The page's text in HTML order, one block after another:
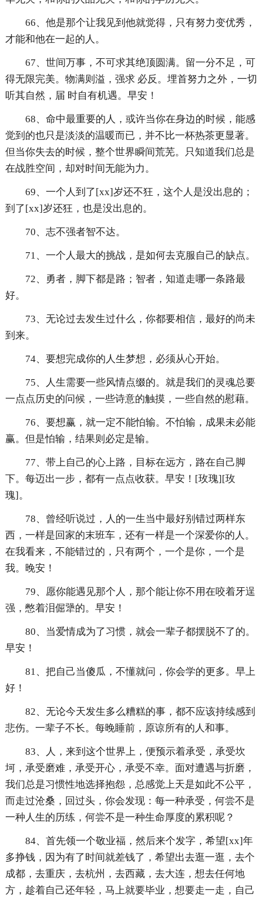
66、他是那个让我见到他就觉得，只有努力变优秀，
才能和他在一起的人。
67、世间万事，不可求其绝顶圆满。留一分不足，可
得无限完美。物满则溢，强求 必反。埋首努力之外，一切
听其自然，届 时自有机遇。早安！
68、命中最重要的人，或许当你在身边的时候，能感
觉到的也只是淡淡的温暖而已，并不比一杯热茶更显著。
但当你失去的时候，整个世界瞬间荒芜。只知道我们总是
在战胜空间，却对时间无能为力。
69、一个人到了[xx]岁还不狂，这个人是没出息的；
到了[xx]岁还狂，也是没出息的。
70、志不强者智不达。
71、一个人最大的挑战，是如何去克服自己的缺点。
72、勇者，脚下都是路；智者，知道走哪一条路最
好。
73、无论过去发生过什么，你都要相信，最好的尚未
到来。
74、要想完成你的人生梦想，必须从心开始。
75、人生需要一些风情点缀的。就是我们的灵魂总要
一点点历史的问候，一些诗意的触摸，一些自然的慰藉。
76、要想赢，就一定不能怕输。不怕输，成果未必能
赢。但是怕输，结果则必定是输。
77、带上自己的心上路，目标在远方，路在自己脚
下。每迈出一步，都有一点点收获。早安！[玫瑰][玫
瑰]。
78、曾经听说过，人的一生当中最好别错过两样东
西，一样是回家的末班车，还有一样是一个深爱你的人。
在我看来，不能错过的，只有两个，一个是你，一个是
我。晚安！
79、愿你能遇见那个人，那个能让你不用在咬着牙逞
强，憋着泪倔犟的。早安！
80、当爱情成为了习惯，就会一辈子都摆脱不了的。
早安！
81、把自己当傻瓜，不懂就问，你会学的更多。早上
好！
82、无论今天发生多么糟糕的事，都不应该持续感到
悲伤。一辈子不长。每晚睡前，原谅所有的人和事。
83、人，来到这个世界上，便预示着承受，承受坎
坷，承受磨难，承受开心，承受不幸。面对遭遇与折磨，
我们总是习惯性地选择抱怨，总感觉上天是如此不公平，
而走过沧桑，回过头，你会发现：每一种承受，何尝不是
一种人生的历练，何尝不是一种生命厚度的累积呢？
84、首先领一个敬业福，然后来个发字，希望[xx]年
多挣钱，因为有了时间就差钱了，希望出去逛一逛，去个
成都，去重庆，去杭州，去西藏，去大连，想去任何地
方，趁着自己还年轻，马上就要毕业，想要走一走，自己